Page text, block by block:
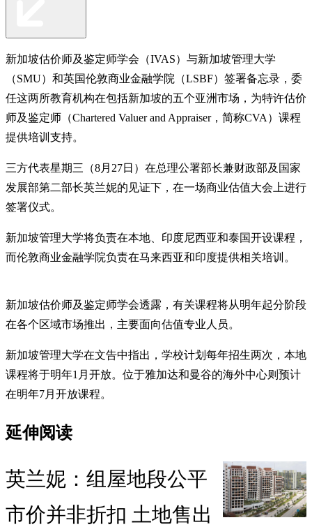
新加坡估价师及鉴定师学会（IVAS）与新加坡管理大学
（SMU）和英国伦敦商业金融学院（LSBF）签署备忘录，委
任这两所教育机构在包括新加坡的五个亚洲市场，为特许估价
师及鉴定师（Chartered Valuer and Appraiser，简称CVA）课程
提供培训支持。
三方代表星期三（8月27日）在总理公署部长兼财政部及国家
发展部第二部长英兰妮的见证下，在一场商业估值大会上进行
签署仪式。
新加坡管理大学将负责在本地、印度尼西亚和泰国开设课程，
而伦敦商业金融学院负责在马来西亚和印度提供相关培训。
新加坡估价师及鉴定师学会透露，有关课程将从明年起分阶段
在各个区域市场推出，主要面向估值专业人员。
新加坡管理大学在文告中指出，学校计划每年招生两次，本地
课程将于明年1月开放。位于雅加达和曼谷的海外中心则预计
在明年7月开放课程。
延伸阅读
英兰妮：组屋地段公平
市价并非折扣 土地售出